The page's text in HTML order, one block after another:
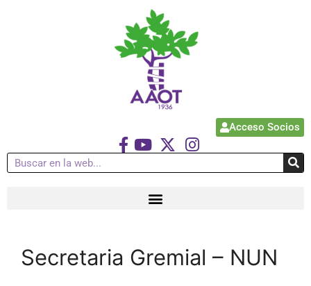
Acceso Socios
Secretaria Gremial – NUN